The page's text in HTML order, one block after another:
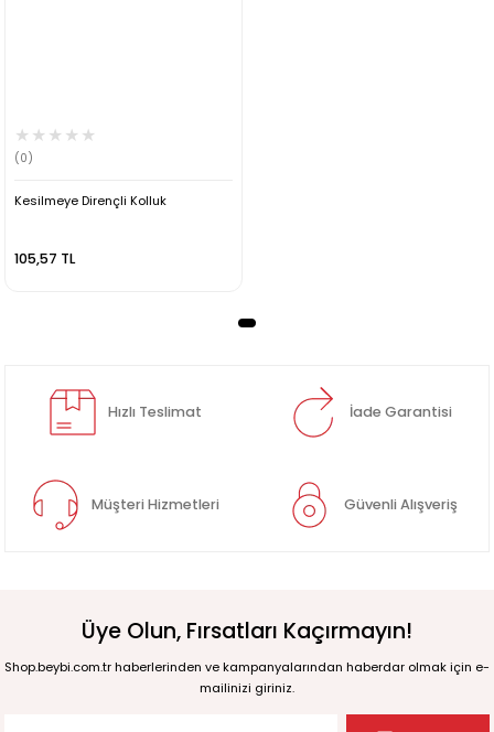
(0)
Kesilmeye Dirençli Kolluk
105,57 TL
Hızlı Teslimat İade Garantisi
Müşteri Hizmetleri Güvenli Alışveriş
Üye Olun, Fırsatları Kaçırmayın!
Shop.beybi.com.tr haberlerinden ve kampanyalarından haberdar olmak için e-
mailinizi giriniz.